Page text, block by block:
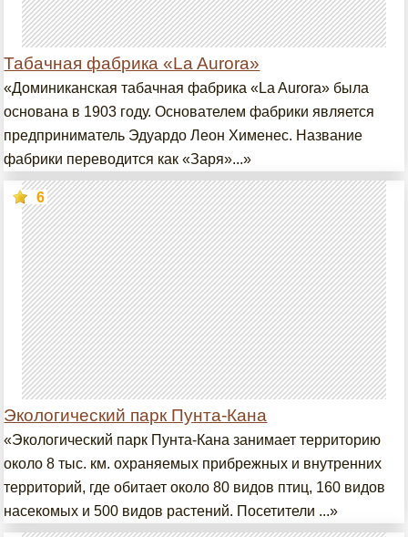
Табачная фабрика «La Aurora»
«Доминиканская табачная фабрика «La Aurora» была
основана в 1903 году. Основателем фабрики является
предприниматель Эдуардо Леон Хименес. Название
фабрики переводится как «Заря»...»
Экологический парк Пунта-Кана
6
«Экологический парк Пунта-Кана занимает территорию
около 8 тыс. км. охраняемых прибрежных и внутренних
территорий, где обитает около 80 видов птиц, 160 видов
насекомых и 500 видов растений. Посетители ...»